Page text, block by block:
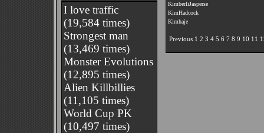
I love traffic
(19,584 times)
Strongest man
(13,469 times)
Monster Evolutions
(12,895 times)
Alien Killbillies
(11,105 times)
World Cup PK
(10,497 times)
KimberliJasperse
KimHadcock
Kimhaje
Previous 1 2 3 4 5 6 7 8 9 10 11